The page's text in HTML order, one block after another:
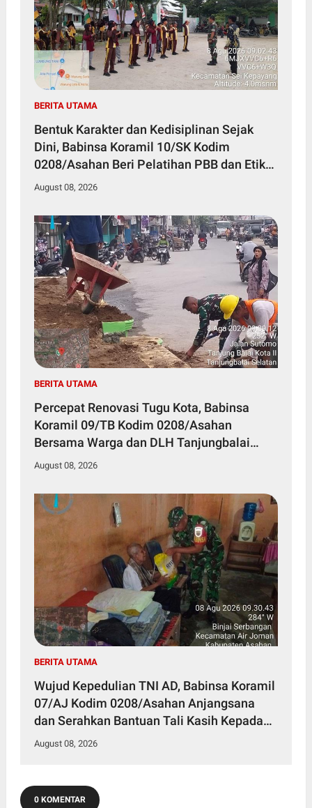
BERITA UTAMA
Bentuk Karakter dan Kedisiplinan Sejak
Dini, Babinsa Koramil 10/SK Kodim
0208/Asahan Beri Pelatihan PBB dan Etika
Bagi Siswa MIN 7 Pertahanan
August 08, 2026
BERITA UTAMA
Percepat Renovasi Tugu Kota, Babinsa
Koramil 09/TB Kodim 0208/Asahan
Bersama Warga dan DLH Tanjungbalai
Gelar Gotong Royong
August 08, 2026
BERITA UTAMA
Wujud Kepedulian TNI AD, Babinsa Koramil
07/AJ Kodim 0208/Asahan Anjangsana
dan Serahkan Bantuan Tali Kasih Kepada
Lansia Usia 97 Tahun
August 08, 2026
0 KOMENTAR